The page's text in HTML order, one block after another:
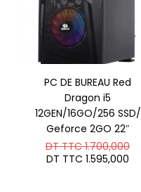
PC DE BUREAU Red
Dragon i5
12GEN/16GO/256 SSD/
Geforce 2GO 22″
DT TTC1.700,000Le
DT TTC 1.595,000